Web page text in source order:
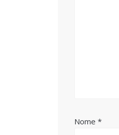
Nome*